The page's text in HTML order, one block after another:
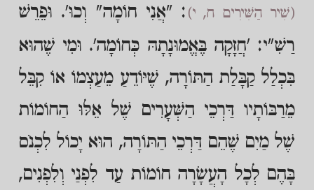
(שִׁיר הַשִּׁירִים ח, י): "אֲנִי חוֹמָה" וְכוּ'. וּפֵרֵשׁ
רַשִׁ"י: 'חֲזָקָה בֶּאֱמוּנָתָהּ כְּחוֹמָה'. וּמִי שֶׁהוּא
בִּכְלַל קַבָּלַת הַתּוֹרָה, שֶׁיּוֹדֵעַ מֵעַצְמוֹ אוֹ קִבֵּל
מֵרַבּוֹתָיו דַּרְכֵי הַשְּׁעָרִים שֶׁל אֵלּוּ הַחוֹמוֹת
שֶׁל מַיִם שֶׁהֵם דַּרְכֵי הַתּוֹרָה, הוּא יָכוֹל לִכְנֹס
בָּהֶם לְכָל הָעֲשָׂרָה חוֹמוֹת עַד לִפְנַי וְלִפְנִים,